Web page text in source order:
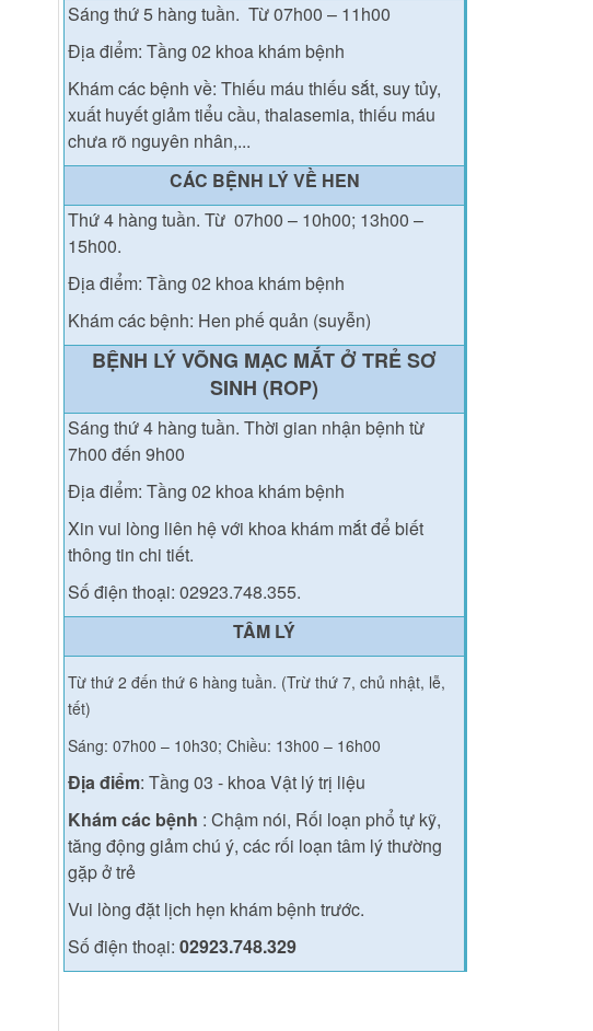
Sáng thứ 5 hàng tuần. Từ 07h00 – 11h00
Địa điểm: Tầng 02 khoa khám bệnh
Khám các bệnh về: Thiếu máu thiếu sắt, suy tủy,
xuất huyết giảm tiểu cầu, thalasemia, thiếu máu
chưa rõ nguyên nhân,...
CÁC BỆNH LÝ VỀ HEN
Thứ 4 hàng tuần. Từ 07h00 – 10h00; 13h00 –
15h00.
Địa điểm: Tầng 02 khoa khám bệnh
Khám các bệnh: Hen phế quản (suyễn)
BỆNH LÝ VÕNG MẠC MẮT Ở TRẺ SƠ
SINH (ROP)
Sáng thứ 4 hàng tuần. Thời gian nhận bệnh từ
7h00 đến 9h00
Địa điểm: Tầng 02 khoa khám bệnh
Xin vui lòng liên hệ với khoa khám mắt để biết
thông tin chi tiết.
Số điện thoại: 02923.748.355.
TÂM LÝ
Từ thứ 2 đến thứ 6 hàng tuần. (Trừ thứ 7, chủ nhật, lễ,
tết)
Sáng: 07h00 – 10h30; Chiều: 13h00 – 16h00
Địa điểm: Tầng 03 - khoa Vật lý trị liệu
Khám các bệnh : Chậm nói, Rối loạn phổ tự kỹ,
tăng động giảm chú ý, các rối loạn tâm lý thường
gặp ở trẻ
Vui lòng đặt lịch hẹn khám bệnh trước.
Số điện thoại: 02923.748.329